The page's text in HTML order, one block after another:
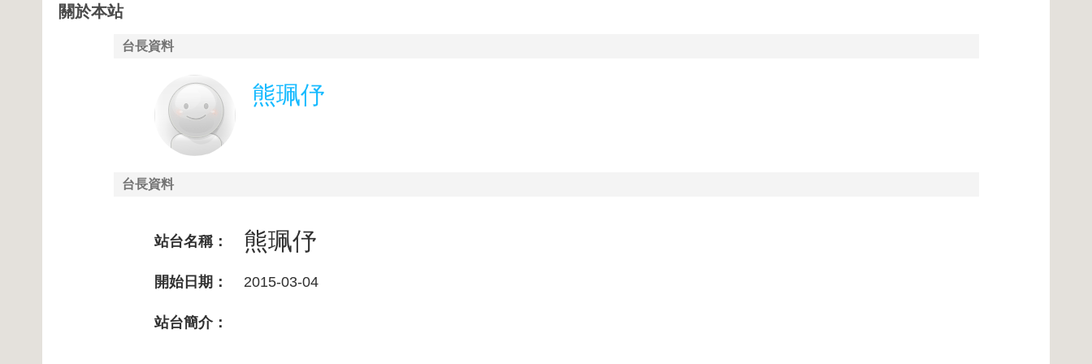
關於本站
台長資料
熊珮伃
台長資料
站台名稱： 熊珮伃
開始日期： 2015-03-04
站台簡介：